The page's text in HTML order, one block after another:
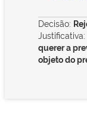
Decisão:
Justificativa:
querer a
objeto do